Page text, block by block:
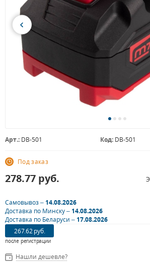
Арт.: DB-501 Код: DB-501
Под заказ
278.77 руб.
Самовывоз –14.08.2026
Доставка по Минску –14.08.2026
Доставка по Беларуси –17.08.2026
267.62 руб.
после регистрации
Нашли дешевле?